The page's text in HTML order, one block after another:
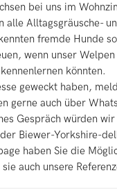
bei uns im
alle Alltagsgräusche-
fremde Hunde
wenn unser
könnten.
geweckt haben,
gerne auch über
Gespräch würden wir
Biewer-Yorkshire-
haben Sie die
auch unsere